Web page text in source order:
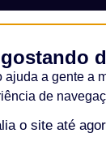
ajuda a gente a
de
o site até